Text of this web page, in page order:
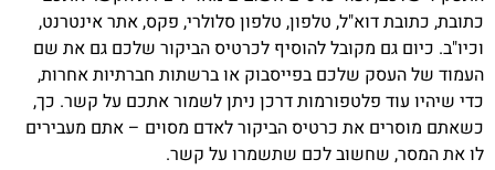
כתובת, כתובת דוא"ל, טלפון, טלפון סלולרי, פקס, אתר אינטרנט,
וכיו"ב. כיום גם מקובל להוסיף לכרטיס הביקור שלכם גם את שם
העמוד של העסק שלכם בפייסבוק או ברשתות חברתיות אחרות,
כדי שיהיו עוד פלטפורמות דרכן ניתן לשמור אתכם על קשר. כך,
כשאתם מוסרים את כרטיס הביקור לאדם מסוים – אתם מעבירים
לו את המסר, שחשוב לכם שתשמרו על קשר.